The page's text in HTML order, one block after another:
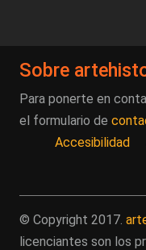
Sobre
Para ponerte en
el formulario de
Accesibilidad
© Copyright 2017.
licenciantes son los